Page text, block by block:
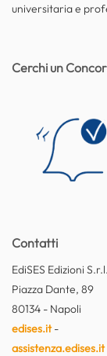
universitaria e
Contatti
EdiSES Edizioni S.r.l.
Piazza Dante, 89
80134 - Napoli
edises.it-
assistenza.edises.it
Cerchi un